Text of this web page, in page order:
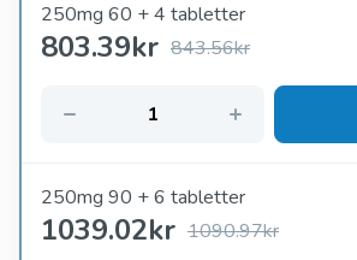
250mg 60 + 4 tabletter
803.39kr 843.56kr
250mg 90 + 6 tabletter
1039.02kr 1090.97kr